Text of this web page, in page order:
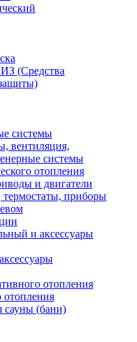
(Средства
системы
вентиляция,
системы
отопления
и двигатели
термостаты, приборы
и аксессуары
отопления
отопления
сауны (бани)